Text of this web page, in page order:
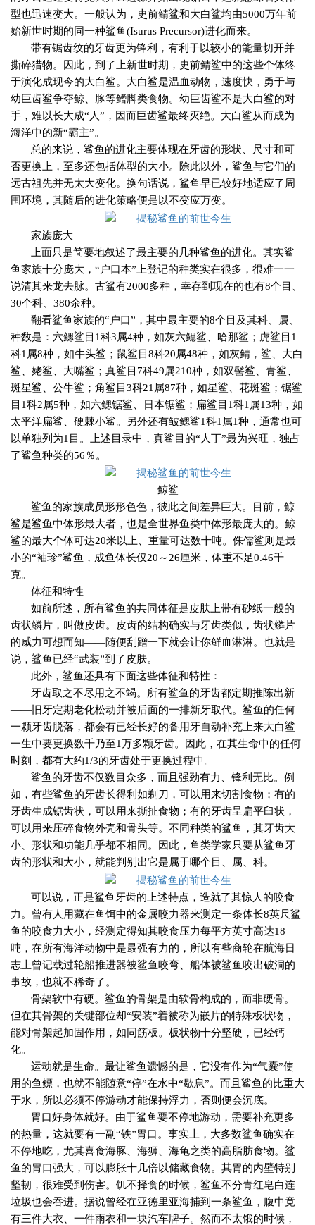
型也迅速变大。一般认为，史前鲭鲨和大白鲨均由5000万年前
始新世时期的同一种鲨鱼(Isurus Precursor)进化而来。
带有锯齿纹的牙齿更为锋利，有利于以较小的能量切开并
撕碎猎物。因此，到了上新世时期，史前鲭鲨中的这些个体终
于演化成现今的大白鲨。大白鲨是温血动物，速度快，勇于与
幼巨齿鲨争夺鲸、豚等鳍脚类食物。幼巨齿鲨不是大白鲨的对
手，难以长大成“人”，因而巨齿鲨最终灭绝。大白鲨从而成为
海洋中的新“霸主”。
总的来说，鲨鱼的进化主要体现在牙齿的形状、尺寸和可
否更换上，至多还包括体型的大小。除此以外，鲨鱼与它们的
远古祖先并无太大变化。换句话说，鲨鱼早已较好地适应了周
围环境，其随后的进化策略便是以不变应万变。
家族庞大
上面只是简要地叙述了最主要的几种鲨鱼的进化。其实鲨
鱼家族十分庞大，“户口本”上登记的种类实在很多，很难一一
说清其来龙去脉。古鲨有2000多种，幸存到现在的也有8个目、
30个科、 380余种。
翻看鲨鱼家族的“户口”，其中最主要的8个目及其科、属、
种数是：六鳃鲨目 1科3属4种，如灰六鳃鲨、哈那鲨；虎鲨目 1
科1 属8种，如牛头鲨；鼠鲨目8科20属48种，如灰鲭，鲨、大白
鲨、姥鲨、大嘴鲨；真鲨目 7科49属210种，如双髻鲨、青鲨、
斑星鲨、公牛鲨；角鲨目3科21 属87种，如星鲨、花斑鲨；锯鲨
目 1科2属5种，如六鳃锯鲨、日本锯鲨；扁鲨目 1科1 属13种，如
太平洋扁鲨、硬棘小鲨。另外还有皱鳃鲨1科1 属1种，通常也可
以单独列为1 目。上述目录中，真鲨目的“人丁”最为兴旺，独占
了鲨鱼种类的56 ％。
鲸鲨
鲨鱼的家族成员形形色色，彼此之间差异巨大。目前，鲸
鲨是鲨鱼中体形最大者，也是全世界鱼类中体形最庞大的。鲸
鲨的最大个体可达20米以上、重量可达数十吨。侏儒鲨则是最
小的“袖珍”鲨鱼，成鱼体长仅20 ～26厘米，体重不足0.46千
克。
体征和特性
如前所述，所有鲨鱼的共同体征是皮肤上带有砂纸一般的
齿状鳞片，叫做皮齿。皮齿的结构确实与牙齿类似，齿状鳞片
的威力可想而知——随便刮蹭一下就会让你鲜血淋淋。也就是
说，鲨鱼已经“武装”到了皮肤。
此外，鲨鱼还具有下面这些体征和特性：
牙齿取之不尽用之不竭。所有鲨鱼的牙齿都定期推陈出新
——旧牙定期老化松动并被后面的一排新牙取代。鲨鱼的任何
一颗牙齿脱落，都会有已经长好的备用牙自动补充上来大白鲨
一生中要更换数千乃至1万多颗牙齿。因此，在其生命中的任何
时刻，都有大约1/3的牙齿处于更换过程中。
鲨鱼的牙齿不仅数目众多，而且强劲有力、锋利无比。例
如，有些鲨鱼的牙齿长得利如剃刀，可以用来切割食物；有的
牙齿生成锯齿状，可以用来撕扯食物；有的牙齿呈扁平臼状，
可以用来压碎食物外壳和骨头等。不同种类的鲨鱼，其牙齿大
小、形状和功能几乎都不相同。因此，鱼类学家只要从鲨鱼牙
齿的形状和大小，就能判别出它是属于哪个目、属、科。
可以说，正是鲨鱼牙齿的上述特点，造就了其惊人的咬食
力。曾有人用藏在鱼饵中的金属咬力器来测定一条体长8英尺鲨
鱼的咬食力大小，经测定得知其咬食压力每平方英寸高达18
吨，在所有海洋动物中是最强有力的，所以有些商轮在航海日
志上曾记载过轮船推进器被鲨鱼咬弯、船体被鲨鱼咬出破洞的
事故，也就不稀奇了。
骨架软中有硬。鲨鱼的骨架是由软骨构成的，而非硬骨。
但在其骨架的关键部位却“安装”着被称为嵌片的特殊板状物，
能对骨架起加固作用，如同筋板。板状物十分坚硬，已经钙
化。
运动就是生命。最让鲨鱼遗憾的是，它没有作为“气囊”使
用的鱼鳔，也就不能随意“停”在水中“歇息”。而且鲨鱼的比重大
于水，所以必须不停游动才能保持浮力，否则便会沉底。
胃口好身体就好。由于鲨鱼要不停地游动，需要补充更多
的热量，这就要有一副“铁”胃口。事实上，大多数鲨鱼确实在
不停地吃，尤其喜食海豚、海狮、海龟之类的高脂肪食物。鲨
鱼的胃口强大，可以膨胀十几倍以储藏食物。其胃的内壁特别
坚韧，很难受到伤害。饥不择食的时候，鲨鱼不分青红皂白连
垃圾也会吞进。据说曾经在亚德里亚海捕到一条鲨鱼，腹中竟
有三件大衣、一件雨衣和一块汽车牌子。然而不太饿的时候，